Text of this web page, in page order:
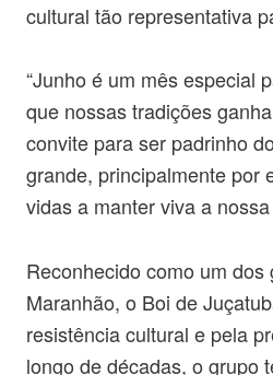
cultural tão representativa
“Junho é um mês especial
que nossas tradições
convite para ser padrinho
grande, principalmente por
vidas a manter viva a
Reconhecido como um
Maranhão, o Boi de
resistência cultural e pela
longo de décadas, o grupo